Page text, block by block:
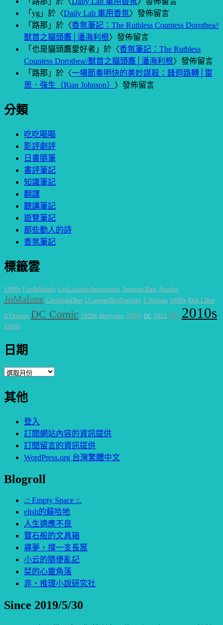
「 yg 」於〈Daily Lab 車用香氛〉發佈留言
「 路那 」於〈香氛筆記：The Ruthless Countess Dorothea//
獸首之貓頭鷹│潘海利根〉發佈留言
「 也是貓頭鷹愛好者 」於〈香氛筆記：The Ruthless
Countess Dorothea//獸首之貓頭鷹│潘海利根〉發佈留言
「 路那 」於〈一場節奏明快的美妙謀殺：鋒迴路轉│雷
恩．強生（Rian Johnson） 〉發佈留言
分類
吃吃喝喝
影評劇評
日書隨筆
書評筆記
知識筆記
翻譯
聽講筆記
遊覽筆記
那些動人的詩
香氛筆記
標籤雲
1990s Fort&Manle LesLiquidesImaginaire Armand Basi Agatho
JoMalone ChristianDior LCommeDesGarçons L'Artisan 1980s Etat Libre
d’Orange DC Comic 2020s diptyque 2000s DC 2021 BL 2010s
1960s
日期
日
其他
登入
訂閱網站內容的資訊提供
訂閱留言的資訊提供
WordPress.org 台灣繁體中文
Blogroll
.:: Empty Space ::.
elish的蘇哈地
人生適應不良
寶石般的文具箱
尋夢，撐一支長篙
小云的隨便亂記
栞的心靈角落
非‧推理小說研究社
Since 2019/5/30